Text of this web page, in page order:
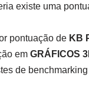
existe uma
pontuação de KB
em GRÁFICOS
de